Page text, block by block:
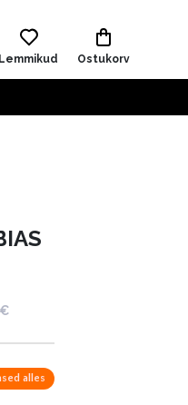
Lemmikud Ostukorv
alles